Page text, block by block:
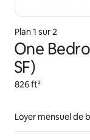
Plan 1 sur 2
One
SF)
826 ft²
Loyer mensuel de